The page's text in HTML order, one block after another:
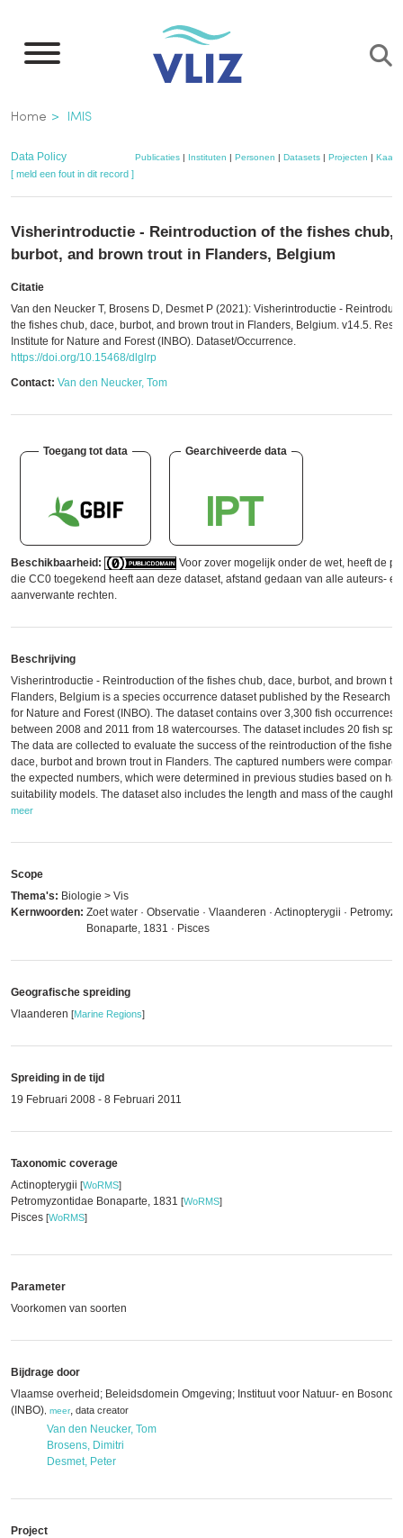
naar
inhoud
gaan
Kruimelpad
Home IMIS
Data Policy Publicaties| Instituten | Personen | Datasets| Projecten |
[ meld een fout in dit record ]
Visherintroductie - Reintroduction of the fishes chub,
burbot, and brown trout in Flanders, Belgium
Citatie
Van den Neucker T, Brosens D, Desmet P (2021): Visherintroductie -
the fishes chub, dace, burbot, and brown trout in Flanders, Belgium. v14.5.
Institute for Nature and Forest (INBO). Dataset/Occurrence.
https://doi.org/10.15468/dlglrp
Contact: Van den Neucker, Tom
Toegang tot data Gearchiveerde data
Beschikbaarheid:
Voor zover mogelijk onder de wet, heeft de
die CC0 toegekend heeft aan deze dataset, afstand gedaan van alle auteurs- en
aanverwante rechten.
Beschrijving
Visherintroductie - Reintroduction of the fishes chub, dace, burbot, and brown
Flanders, Belgium is a species occurrence dataset published by the Research
for Nature and Forest (INBO). The dataset contains over 3,300 fish occurrences
between 2008 and 2011 from 18 watercourses. The dataset includes 20 fish
The data are collected to evaluate the success of the reintroduction of the fishes
dace, burbot and brown trout in Flanders. The captured numbers were
the expected numbers, which were determined in previous studies based on
suitability models. The dataset also includes the length and mass of the caught
meer
Scope
Thema's: Biologie > Vis
Kernwoorden: Zoet water · Observatie · Vlaanderen · Actinopterygii ·
Bonaparte, 1831 · Pisces
Geografische spreiding
Vlaanderen [Marine Regions]
Spreiding in de tijd
19 Februari 2008 - 8 Februari 2011
Taxonomic coverage
Actinopterygii [WoRMS]
Petromyzontidae Bonaparte, 1831 [WoRMS]
Pisces [WoRMS]
Parameter
Voorkomen van soorten
Bijdrage door
Vlaamse overheid; Beleidsdomein Omgeving; Instituut voor Natuur- en
(INBO) meer, data creator
Van den Neucker, Tom
Brosens, Dimitri
Desmet, Peter
Project